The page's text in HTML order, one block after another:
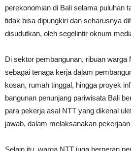
perekonomian di Bali selama puluhan
tidak bisa dipungkiri dan seharusnya
disudutkan, oleh segelintir oknum
Di sektor pembangunan, ribuan warga
sebagai tenaga kerja dalam
kosan, rumah tinggal, hingga proyek
bangunan penunjang pariwisata Bali
para pekerja asal NTT yang dikenal
jawab, dalam melaksanakan
Selain itu, warga NTT juga berperan